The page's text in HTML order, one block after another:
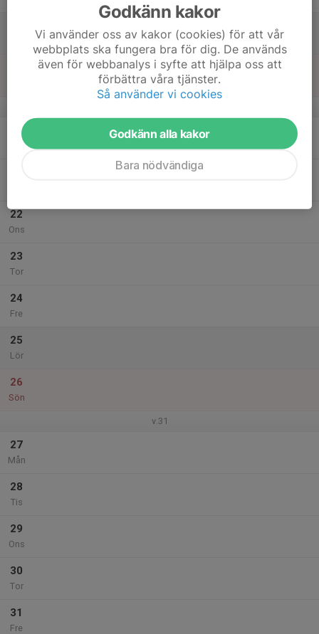
20
Mån
22
Ons
23
Tor
24
Fre
25
Lör
26
Sön
v.31
27
Mån
28
Tis
29
Ons
30
Tor
31
Fre
Godkänn kakor
Vi använder oss av kakor (cookies) för att vår
webbplats ska fungera bra för dig. De används
även för webbanalys i syfte att hjälpa oss att
förbättra våra tjänster.
Så använder vi cookies
Godkänn alla kakor
Bara nödvändiga